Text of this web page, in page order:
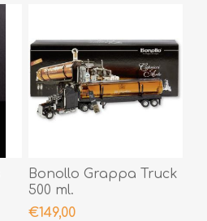
Bonollo Grappa Truck
500 ml.
€149,00